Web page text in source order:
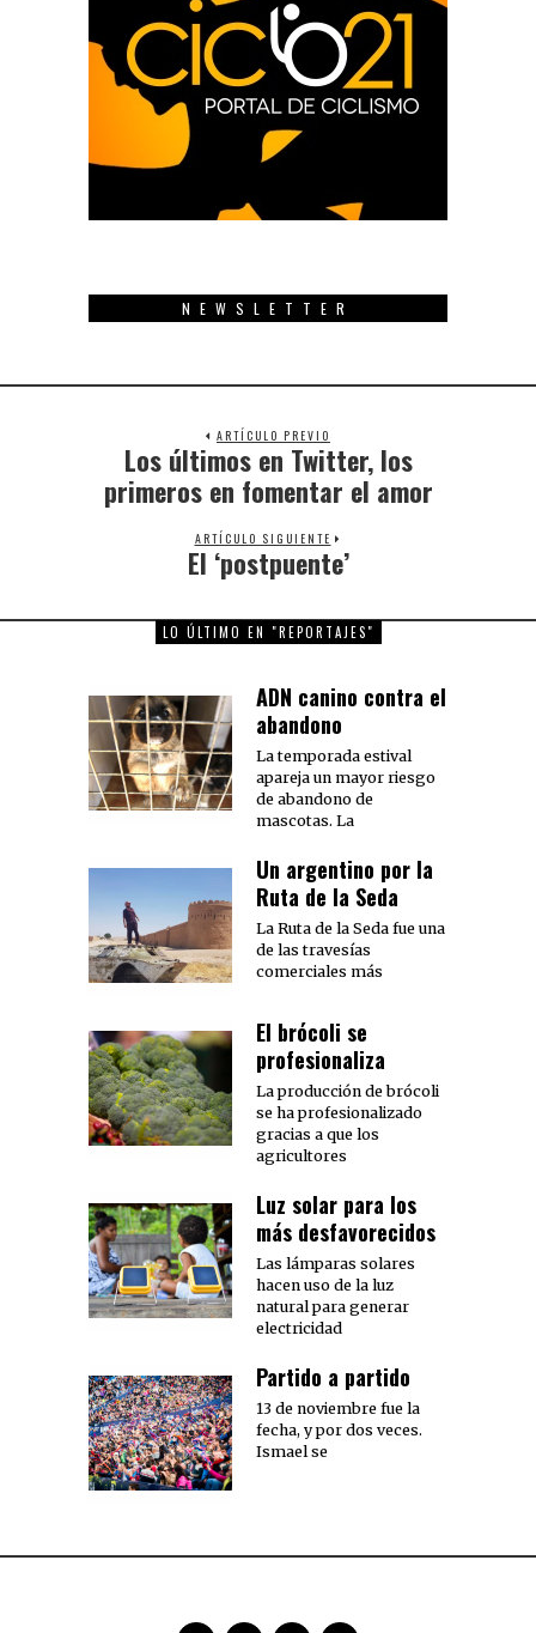
NEWSLETTER
ARTÍCULO PREVIO
Previous
Los últimos en Twitter, los
primeros en fomentar el amor
ARTÍCULO SIGUIENTE
Next
post:
El ‘postpuente’
LO ÚLTIMO EN "REPORTAJES"
ADN canino contra el
abandono
La temporada estival
apareja un mayor riesgo
de abandono de
mascotas. La
Un argentino por la
Ruta de la Seda
La Ruta de la Seda fue una
de las travesías
comerciales más
El brócoli se
profesionaliza
La producción de brócoli
se ha profesionalizado
gracias a que los
agricultores
Luz solar para los
más desfavorecidos
Las lámparas solares
hacen uso de la luz
natural para generar
electricidad
Partido a partido
13 de noviembre fue la
fecha, y por dos veces.
Ismael se